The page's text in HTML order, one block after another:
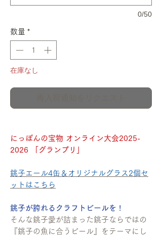
0/50
数量 *
在庫なし
にっぽんの宝物 オンライン大会2025-
2026 「グランプリ」
銚子エール4缶＆オリジナルグラス2個セ
ットはこちら
銚子が誇れるクラフトビールを !
そんな銚子愛が詰まった銚子ならではの
『銚子の魚に合うビール』をテーマにし